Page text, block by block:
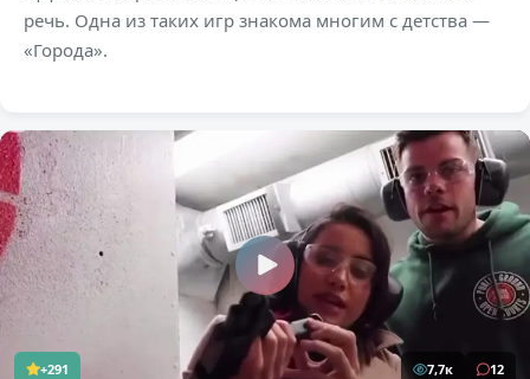
речь. Одна из таких игр знакома многим с детства —
«Города».
+291 7,7к 12